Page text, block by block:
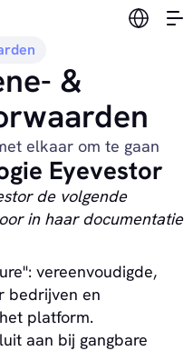
&
elkaar om te gaan
Eyevestor
de volgende
in haar documentatie
vereenvoudigde,
bedrijven en
platform.
aan bij gangbare